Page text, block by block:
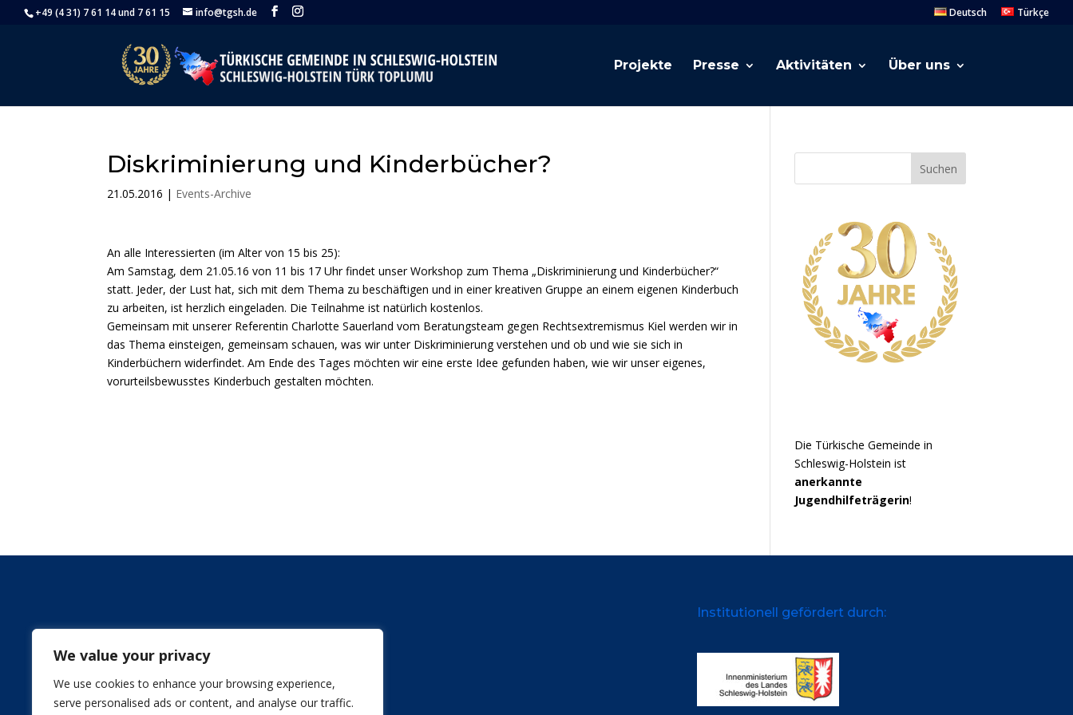
We value your privacy
We use cookies to enhance your browsing experience,
serve personalised ads or content, and analyse our traffic.
+49 (4 31) 7 61 14 und 7 61 15 info@tgsh.de Deutsch Türkçe
Projekte Presse Aktivitäten Über uns
Diskriminierung und Kinderbücher?
21.05.2016 | Events-Archive
An alle Interessierten (im Alter von 15 bis 25):
Am Samstag, dem 21.05.16 von 11 bis 17 Uhr findet unser Workshop zum Thema „Diskriminierung und Kinderbücher?“
statt. Jeder, der Lust hat, sich mit dem Thema zu beschäftigen und in einer kreativen Gruppe an einem eigenen Kinderbuch
zu arbeiten, ist herzlich eingeladen. Die Teilnahme ist natürlich kostenlos.
Gemeinsam mit unserer Referentin Charlotte Sauerland vom Beratungsteam gegen Rechtsextremismus Kiel werden wir in
das Thema einsteigen, gemeinsam schauen, was wir unter Diskriminierung verstehen und ob und wie sie sich in
Kinderbüchern widerfindet. Am Ende des Tages möchten wir eine erste Idee gefunden haben, wie wir unser eigenes,
vorurteilsbewusstes Kinderbuch gestalten möchten.
Suchen
Die Türkische Gemeinde in
Schleswig-Holstein ist
anerkannte
Jugendhilfeträgerin!
Institutionell gefördert durch: